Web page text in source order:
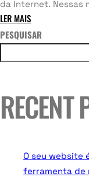
da Internet. Nessas
LER MAIS
PESQUISAR
RECENT
O seu website
ferramenta de